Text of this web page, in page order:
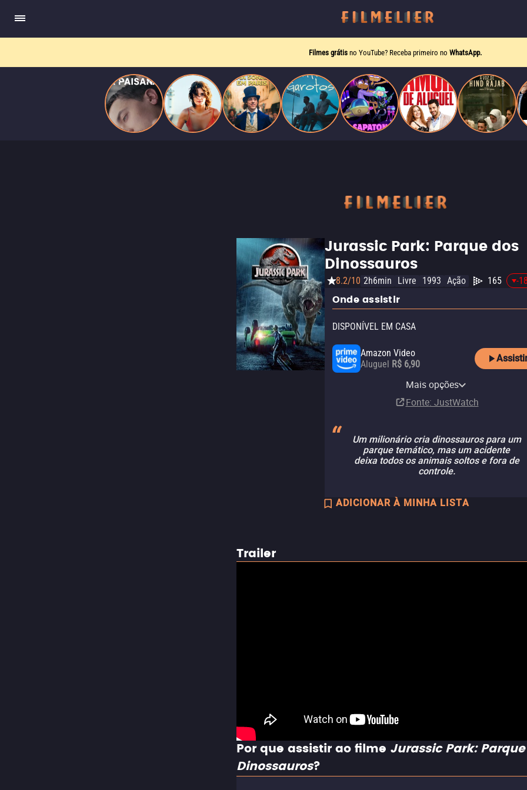
Filmes grátis no YouTube? Receba primeiro no WhatsApp.
Jurassic Park: Parque dos
Dinossauros
8.2/10 2h6min Livre 1993 Ação 165 -
Onde assistir
DISPONÍVEL EM CASA
Amazon Video
Aluguel R$ 6,90
Apple TV (iTunes)
Claro TV+
Vivo Play
Amazon Prime Video
Assinatura
Amazon Prime Video with
Assinatura
Netflix
Assinatura
Netflix Standard with Ads
Assinatura
HBO Max
Assinatura
YouTube
Claro video
R$ 6,90
HBO Max Amazon Channel
Assinatura
Telecine Amazon Channel
AssinaturaMais opções
Fonte: JustWatch
Um milionário cria dinossauros para um
parque temático, mas um acidente
deixa todos os animais soltos e fora de
controle.
ADICIONAR À MINHA LISTA
Trailer
Por que assistir ao filme Jurassic Park:
Dinossauros?